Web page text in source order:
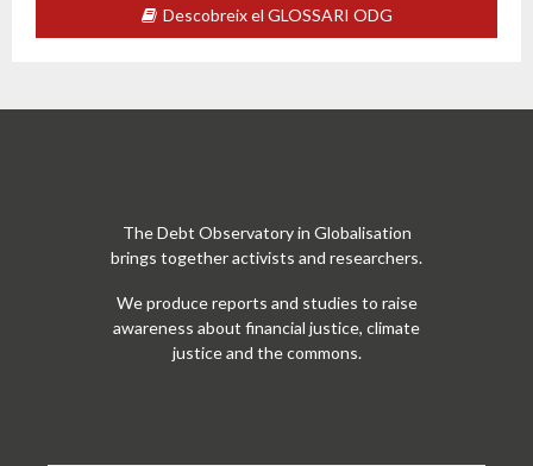
Descobreix el GLOSSARI ODG
The Debt Observatory in Globalisation
brings together activists and researchers.
We produce reports and studies to raise
awareness about financial justice, climate
justice and the commons.